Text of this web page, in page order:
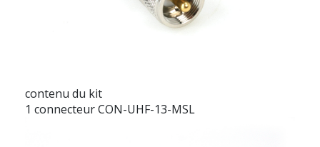
contenu du kit
1 connecteur CON-UHF-13-MSL